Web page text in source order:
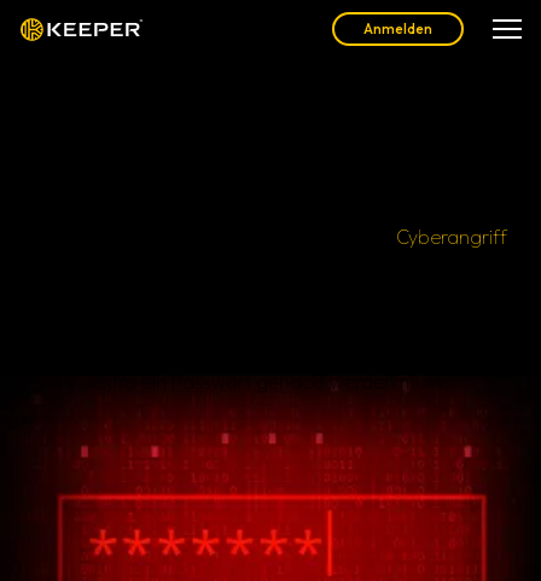
Anmelden
Cyberangriff,
extra ein Passwort gehackt werden muss.